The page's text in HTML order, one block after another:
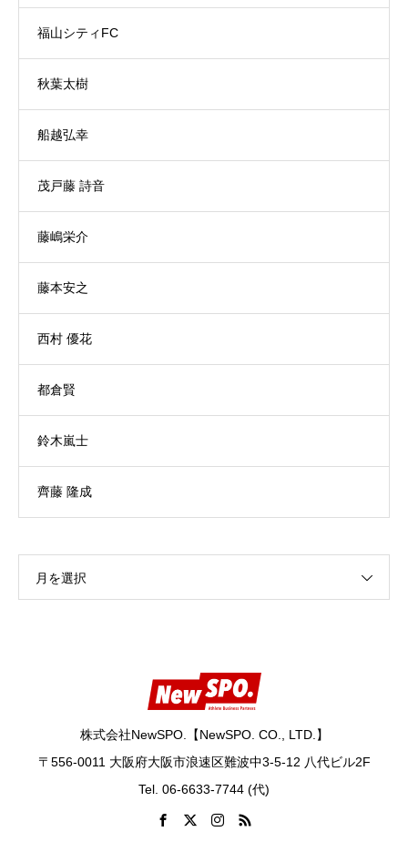
福山シティFC
秋葉太樹
船越弘幸
茂戸藤 詩音
藤嶋栄介
藤本安之
西村 優花
都倉賢
鈴木嵐士
齊藤 隆成
月を選択
株式会社NewSPO.【NewSPO. CO., LTD.】
〒556-0011 大阪府大阪市浪速区難波中3-5-12 八代ビル2F
Tel. 06-6633-7744 (代)